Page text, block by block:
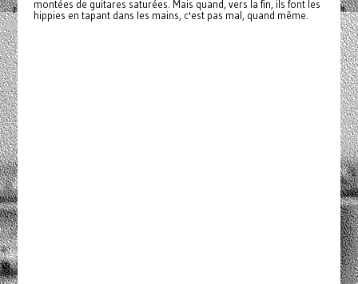
montées de guitares saturées. Mais quand, vers la fin, ils font les
hippies en tapant dans les mains, c'est pas mal, quand même.